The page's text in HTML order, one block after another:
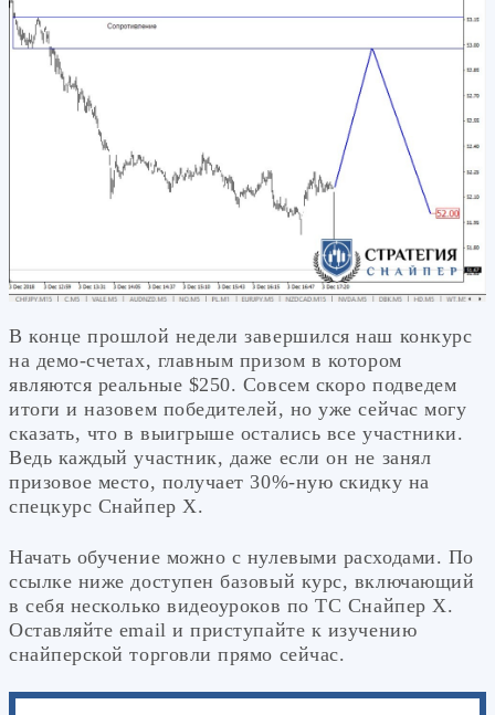
В конце прошлой недели завершился наш конкурс
на демо-счетах, главным призом в котором
являются реальные $250. Совсем скоро подведем
итоги и назовем победителей, но уже сейчас могу
сказать, что в выигрыше остались все участники.
Ведь каждый участник, даже если он не занял
призовое место, получает 30%-ную скидку на
спецкурс Снайпер Х.
Начать обучение можно с нулевыми расходами. По
ссылке ниже доступен базовый курс, включающий
в себя несколько видеоуроков по ТС Снайпер Х.
Оставляйте email и приступайте к изучению
снайперской торговли прямо сейчас.